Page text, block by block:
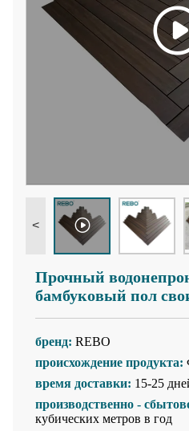
<
Прочный
бамбуковый пол
бренд: REBO
происхождение продукта:
время доставки: 15-25
производственно -
кубических метров в год